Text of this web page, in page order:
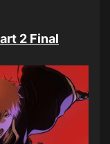
2 Final